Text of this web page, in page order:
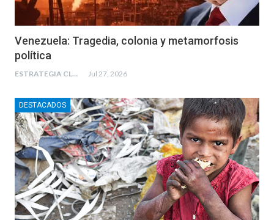
Venezuela: Tragedia, colonia y metamorfosis
política
ESTRATEGIA CLAE Jul 27, 2026
DESTACADOS